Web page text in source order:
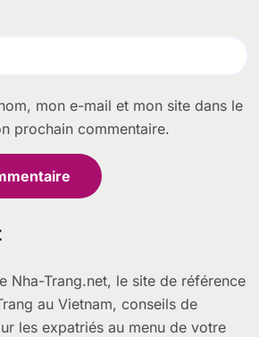
mon e-mail et mon site dans le
prochain commentaire.
Nha-Trang.net, le site de référence
au Vietnam, conseils de
les expatriés au menu de votre